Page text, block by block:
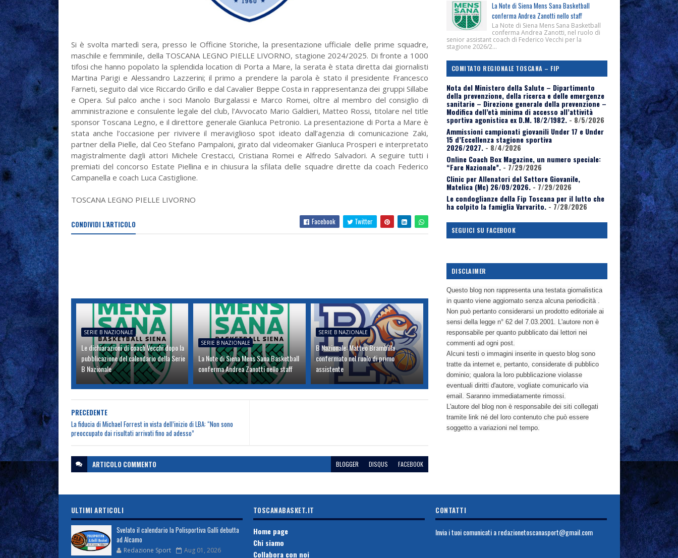
Si è svolta martedì sera, presso le Officine Storiche, la presentazione ufficiale delle prime squadre,
maschile e femminile, della TOSCANA LEGNO PIELLE LIVORNO, stagione 2024/2025. Di fronte a 1000
tifosi che hanno popolato la splendida location di Porta a Mare, la serata è stata diretta dai giornalisti
Martina Parigi e Alessandro Lazzerini; il primo a prendere la parola è stato il presidente Francesco
Farneti, seguito dal vice Riccardo Grillo e dal Cavalier Beppe Costa in rappresentanza dei gruppi Sillabe
e Opera. Sul palco anche i soci Manolo Burgalassi e Marco Romei, oltre al membro del consiglio di
amministrazione e consulente legale del club, l’Avvocato Mario Galdieri, Matteo Rossi, titolare nel title
sponsor Toscana Legno, e il direttore generale Gianluca Petronio. La presentazione di Porta a Mare è
stata anche l’occasione per rivivere il meraviglioso spot ideato dall’agenzia di comunicazione Zaki,
partner della Pielle, dal Ceo Stefano Pampaloni, girato dal videomaker Gianluca Prosperi e interpretato
magistralmente dagli attori Michele Crestacci, Cristiana Romei e Alfredo Salvadori. A seguire tutti i
premiati del concorso Estate Piellina e in chiusura la sfilata delle squadre dirette da coach Federico
Campanella e coach Luca Castiglione.
TOSCANA LEGNO PIELLE LIVORNO
CONDIVIDI L'ARTICOLO Facebook Twitter
SERIE B NAZIONALE
Le dichiarazioni di coach Vecchi dopo la
pubblicazione del calendario della Serie
B Nazionale
SERIE B NAZIONALE
La Note di Siena Mens Sana Basketball
conferma Andrea Zanotti nello staff
SERIE B NAZIONALE
B Nazionale: Matteo Brambilla
confermato nel ruolo di primo
assistente
PRECEDENTE
La fiducia di Michael Forrest in vista dell’inizio di LBA: “Non sono
preoccupato dai risultati arrivati fino ad adesso”
ARTICOLO COMMENTO BLOGGER DISQUS FACEBOOK
La Note di Siena Mens Sana Basketball
conferma Andrea Zanotti nello staff
La Note di Siena Mens Sana Basketball
conferma Andrea Zanotti, nel ruolo di
senior assistant coach di Federico Vecchi per la
stagione 2026/2...
COMITATO REGIONALE TOSCANA – FIP
Nota del Ministero della Salute – Dipartimento
della prevenzione, della ricerca e delle emergenze
sanitarie – Direzione generale della prevenzione –
Modifica dell’età minima di accesso all’attività
sportiva agonistica ex D.M. 18/2/1982.- 8/5/2026
Ammissioni campionati giovanili Under 17 e Under
15 d’Eccellenza stagione sportiva
2026/2027.- 8/4/2026
Online Coach Box Magazine, un numero speciale:
“Fare Nazionale”.- 7/29/2026
Clinic per Allenatori del Settore Giovanile,
Matelica (Mc) 26/09/2026.- 7/29/2026
Le condoglianze della Fip Toscana per il lutto che
ha colpito la famiglia Varvarito.- 7/28/2026
SEGUICI SU FACEBOOK
DISCLAIMER
Questo blog non rappresenta una testata giornalistica
in quanto viene aggiornato senza alcuna periodicità .
Non può pertanto considerarsi un prodotto editoriale ai
sensi della legge n° 62 del 7.03.2001. L'autore non è
responsabile per quanto pubblicato dai lettori nei
commenti ad ogni post.
Alcuni testi o immagini inserite in questo blog sono
tratte da internet e, pertanto, considerate di pubblico
dominio; qualora la loro pubblicazione violasse
eventuali diritti d'autore, vogliate comunicarlo via
email. Saranno immediatamente rimossi.
L'autore del blog non è responsabile dei siti collegati
tramite link né del loro contenuto che può essere
soggetto a variazioni nel tempo.
ULTIMI ARTICOLI
Svelato il calendario la Polisportiva Galli debutta
ad Alcamo
Redazione Sport Aug 01, 2026
TOSCANABASKET.IT
Home page
Chi siamo
Collabora con noi
CONTATTI
Invia i tuoi comunicati aredazionetoscanasport@gmail.com